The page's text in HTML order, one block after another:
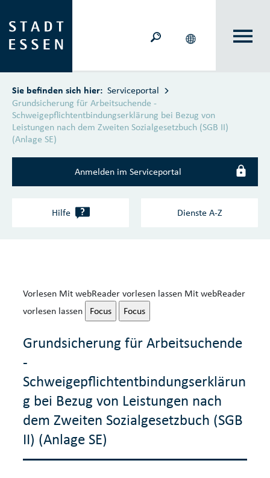
Sie befinden sich hier: Serviceportal
Grundsicherung für Arbeitsuchende -
Schweigepflichtentbindungserklärung bei Bezug von
Leistungen nach dem Zweiten Sozialgesetzbuch (SGB II)
(Anlage SE)
Anmelden im Serviceportal
Hilfe ? Dienste A‑Z
Vorlesen Mit webReader vorlesen lassen Mit webReader
vorlesen lassen
Focus Focus
Grundsicherung für Arbeitsuchende
-
Schweigepflichtentbindungserklärun
g bei Bezug von Leistungen nach
dem Zweiten Sozialgesetzbuch (SGB
II) (Anlage SE)